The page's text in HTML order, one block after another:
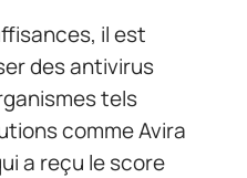
il est
des antivirus
tels
comme Avira
a reçu le score